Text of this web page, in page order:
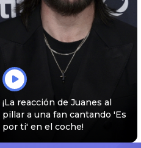
¡La reacción de Juanes al
pillar a una fan cantando 'Es
por ti' en el coche!